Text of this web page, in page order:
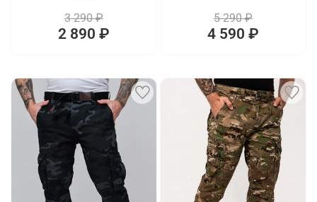
3 290 ₽
2 890 ₽
5 290 ₽
4 590 ₽